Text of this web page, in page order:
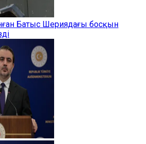
Батыс Шериядағы босқын